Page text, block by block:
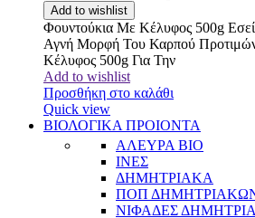
Add to wishlist
Φουντούκια Με Κέλυφος 500g
Αγνή Μορφή Του Καρπού
Κέλυφος 500g Για Την
Add to wishlist
Προσθήκη στο καλάθι
Quick view
ΒΙΟΛΟΓΙΚΑ ΠΡΟΙΟΝΤΑ
ΑΛΕΥΡΑ BIO
ΙΝΕΣ
ΔΗΜΗΤΡΙΑΚΑ
ΠΟΠ
ΝΙΦΑΔΕΣ